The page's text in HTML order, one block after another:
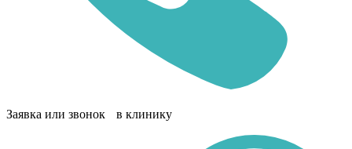
Заявка или звонок в клинику